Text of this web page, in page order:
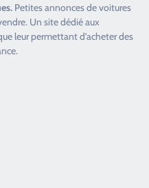
. Petites annonces devoitures
Un site dédié aux
leur permettant d’acheter des